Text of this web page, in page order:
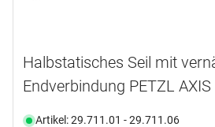
Halbstatisches Seil mit
Endverbindung PETZL
Artikel: 29.711.01 - 29.711.06